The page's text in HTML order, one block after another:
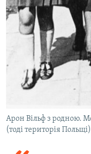
Арон Вільф з родною.
(тоді територія